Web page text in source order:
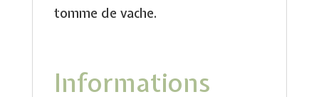
tomme de vache.
Informations